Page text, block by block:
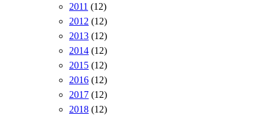
2011 (12)
2012 (12)
2013 (12)
2014 (12)
2015 (12)
2016 (12)
2017 (12)
2018 (12)